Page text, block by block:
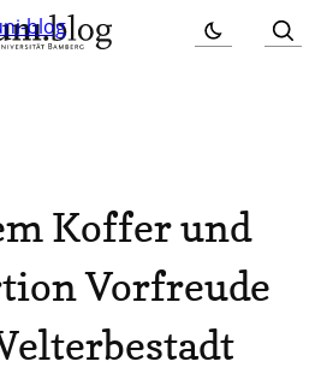
blog
Koffer und
Vorfreude